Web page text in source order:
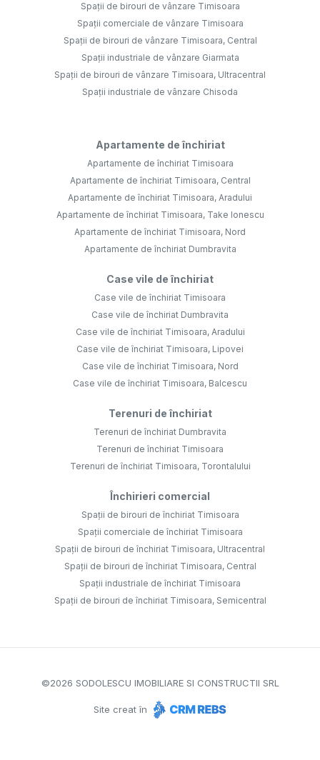
Spații de birouri de vânzare Timisoara
Spații comerciale de vânzare Timisoara
Spații de birouri de vânzare Timisoara, Central
Spații industriale de vânzare Giarmata
Spații de birouri de vânzare Timisoara, Ultracentral
Spații industriale de vânzare Chisoda
Apartamente de închiriat
Apartamente de închiriat Timisoara
Apartamente de închiriat Timisoara, Central
Apartamente de închiriat Timisoara, Aradului
Apartamente de închiriat Timisoara, Take Ionescu
Apartamente de închiriat Timisoara, Nord
Apartamente de închiriat Dumbravita
Case vile de închiriat
Case vile de închiriat Timisoara
Case vile de închiriat Dumbravita
Case vile de închiriat Timisoara, Aradului
Case vile de închiriat Timisoara, Lipovei
Case vile de închiriat Timisoara, Nord
Case vile de închiriat Timisoara, Balcescu
Terenuri de închiriat
Terenuri de închiriat Dumbravita
Terenuri de închiriat Timisoara
Terenuri de închiriat Timisoara, Torontalului
Închirieri comercial
Spații de birouri de închiriat Timisoara
Spații comerciale de închiriat Timisoara
Spații de birouri de închiriat Timisoara, Ultracentral
Spații de birouri de închiriat Timisoara, Central
Spații industriale de închiriat Timisoara
Spații de birouri de închiriat Timisoara, Semicentral
©2026 SODOLESCU IMOBILIARE SI CONSTRUCTII SRL
Site creat în